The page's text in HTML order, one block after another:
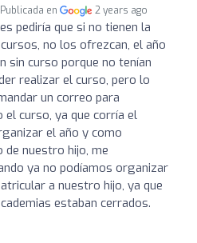
Publicada en 2 years ago
pediría que si no tienen la
no los ofrezcan, el año
sin curso porque no tenían
realizar el curso, pero lo
un correo para
curso, ya que corría el
el año y como
nuestro hijo, me
ya no podíamos organizar
a nuestro hijo, ya que
estaban cerrados.